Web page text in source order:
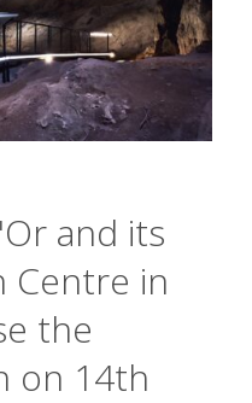
and its
Centre in
the
on 14th